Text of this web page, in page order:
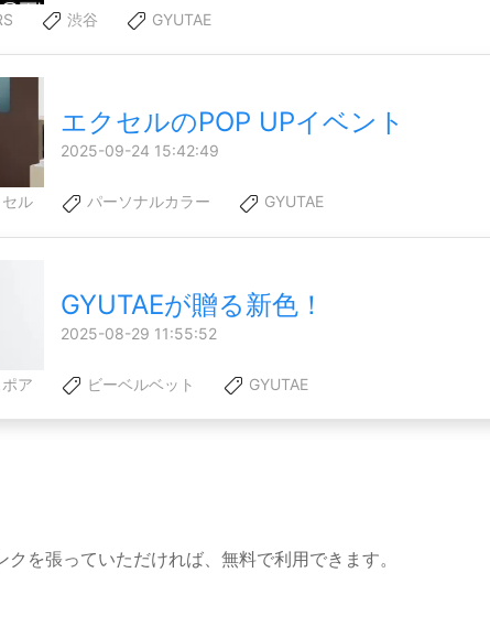
渋谷 GYUTAE
エクセルのPOP UPイベント
2025-09-24 15:42:49
ル パーソナルカラー GYUTAE
GYUTAEが贈る新色！
2025-08-29 11:55:52
ア ビーベルベット GYUTAE
を張っていただければ、無料で利用できます。